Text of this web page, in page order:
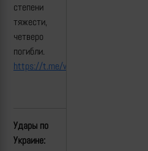
степени
тяжести,
четверо
погибли.
https://t.me/warriorofnorth/6700
Удары по
Украине: